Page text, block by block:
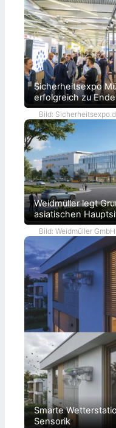
Sicherheitsexpo
erfolgreich zu Ende
Bild:
Weidmüller legt
asiatischen
Bild: Weidmüller
Smarte
Sensorik